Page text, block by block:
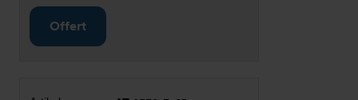
Offert